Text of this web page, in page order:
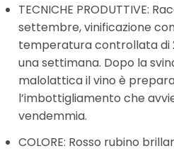
TECNICHE PRODUTTIVE:
settembre, vinificazione
temperatura controllata di
una settimana. Dopo la
malolattica il vino è
l’imbottigliamento che
vendemmia.
COLORE: Rosso rubino